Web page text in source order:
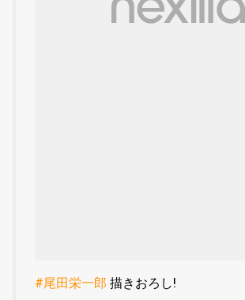
#尾田栄一郎 描きおろし!